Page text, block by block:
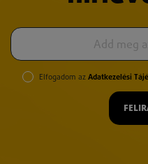
Elfogadom az Adatkezelési